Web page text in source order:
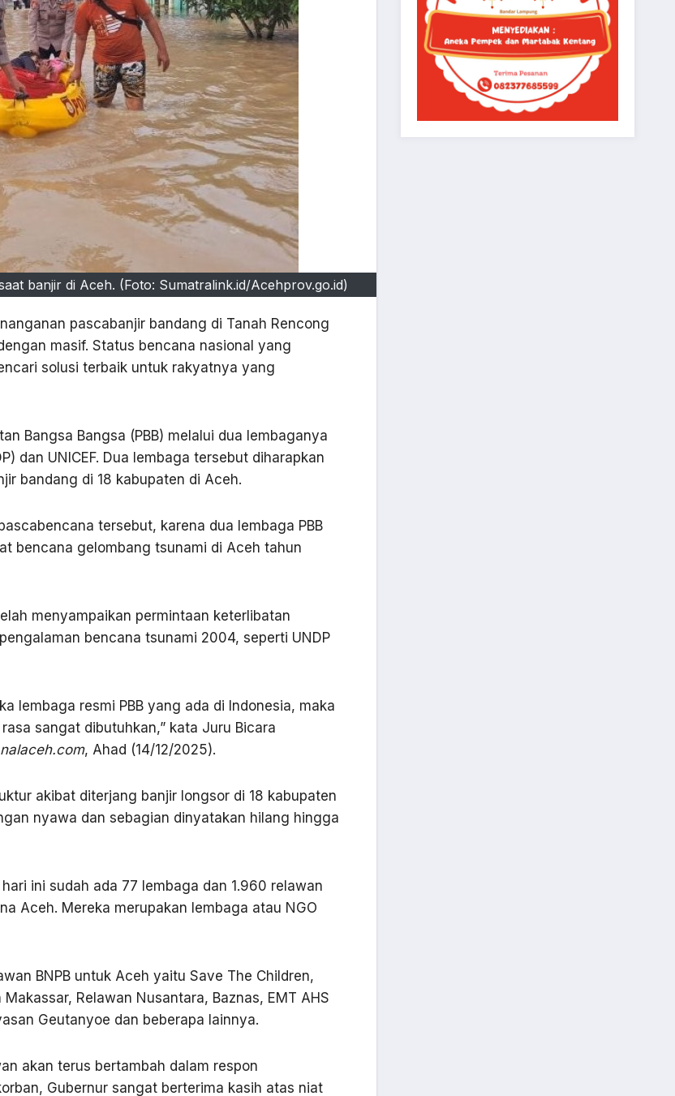
banjir di Aceh. (Foto: Sumatralink.id/Acehprov.go.id)
pascabanjir bandang di Tanah Rencong
masif. Status bencana nasional yang
solusi terbaik untuk rakyatnya yang
Bangsa Bangsa (PBB) melalui dua lembaganya
dan UNICEF. Dua lembaga tersebut diharapkan
bandang di 18 kabupaten di Aceh.
tersebut, karena dua lembaga PBB
bencana gelombang tsunami di Aceh tahun
menyampaikan permintaan keterlibatan
bencana tsunami 2004, seperti UNDP
lembaga resmi PBB yang ada di Indonesia, maka
sangat dibutuhkan,” kata Juru Bicara
, Ahad (14/12/2025).
akibat diterjang banjir longsor di 18 kabupaten
nyawa dan sebagian dinyatakan hilang hingga
ini sudah ada 77 lembaga dan 1.960 relawan
Aceh. Mereka merupakan lembaga atau NGO
BNPB untuk Aceh yaitu Save The Children,
Relawan Nusantara, Baznas, EMT AHS
Geutanyoe dan beberapa lainnya.
akan terus bertambah dalam respon
Gubernur sangat berterima kasih atas niat